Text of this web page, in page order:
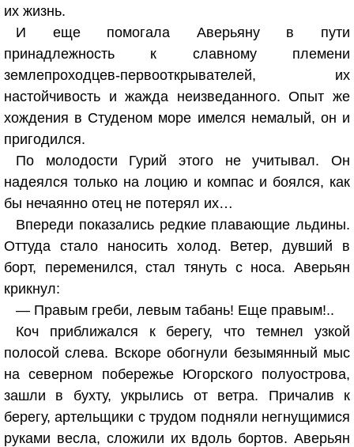
их жизнь.
И еще помогала Аверьяну в пути
принадлежность к славному племени
землепроходцев-первооткрывателей, их
настойчивость и жажда неизведанного. Опыт же
хождения в Студеном море имелся немалый, он и
пригодился.
По молодости Гурий этого не учитывал. Он
надеялся только на лоцию и компас и боялся, как
бы нечаянно отец не потерял их…
Впереди показались редкие плавающие льдины.
Оттуда стало наносить холод. Ветер, дувший в
борт, переменился, стал тянуть с носа. Аверьян
крикнул:
— Правым греби, левым табань! Еще правым!..
Коч приближался к берегу, что темнел узкой
полосой слева. Вскоре обогнули безымянный мыс
на северном побережье Югорского полуострова,
зашли в бухту, укрылись от ветра. Причалив к
берегу, артельщики с трудом подняли негнущимися
руками весла, сложили их вдоль бортов. Аверьян